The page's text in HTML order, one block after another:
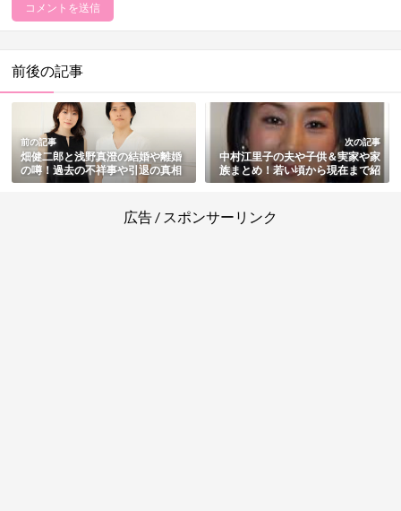
前後の記事
前の記事
畑健二郎と浅野真澄の結婚や離婚
の噂！過去の不祥事や引退の真相
も総まとめ
次の記事
中村江里子の夫や子供＆実家や家
族まとめ！若い頃から現在まで紹
介
広告 / スポンサーリンク